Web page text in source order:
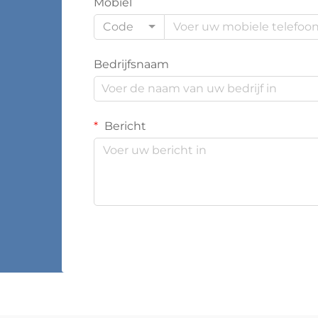
Code
Bedrijfsnaam
Bericht